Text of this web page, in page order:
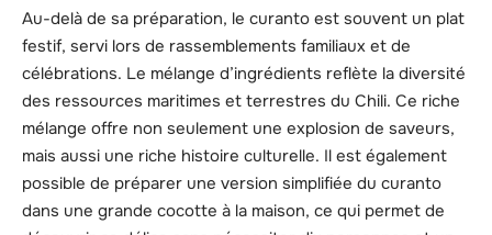
Au-delà de sa préparation, le curanto est souvent un plat
festif, servi lors de rassemblements familiaux et de
célébrations. Le mélange d’ingrédients reflète la diversité
des ressources maritimes et terrestres du Chili. Ce riche
mélange offre non seulement une explosion de saveurs,
mais aussi une riche histoire culturelle. Il est également
possible de préparer une version simplifiée du curanto
dans une grande cocotte à la maison, ce qui permet de